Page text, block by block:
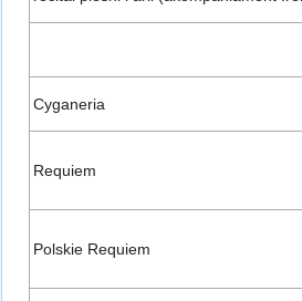
Cyganeria
Requiem
Polskie Requiem